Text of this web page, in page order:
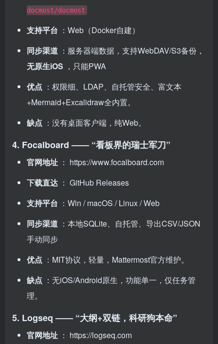
docmost/docmost
支持平台 ：Web（Docker自建）
同步渠道 ：服务器端数据，支持WebDAV/S3备份，
无原生iOS ，只能PWA
优点 ：权限细、LDAP、自托管安全、富文本
+Mermaid+Excalidraw全内置。
缺点 ：没有桌面客户端，纯Web。
4. Focalboard —— “看板界的瑞士军刀”
官网地址 ： https://www.focalboard.com
下载直达 ： GitHub Releases
支持平台 ：Win / macOS / Linux / Web
同步渠道 ：本地SQLite、自托管、导出CSV/JSON
手动同步
优点 ：MIT协议，轻量，Mattermost官方维护。
缺点 ：无iOS/Android原生，功能单一，仅任务管
理。
5. Logseq —— “大纲+双链，科研狗本命”
官网地址 ： https://logseq.com